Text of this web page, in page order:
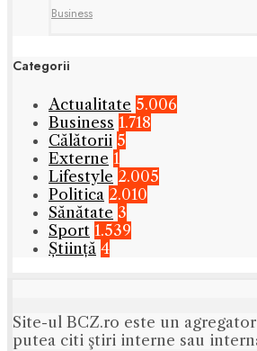
Business
Categorii
Actualitate 5.006
Business 1.718
Călătorii 5
Externe 1
Lifestyle 2.005
Politica 2.010
Sănătate 3
Sport 1.539
Știință 4
Site-ul BCZ.ro este un
putea citi ştiri interne sau